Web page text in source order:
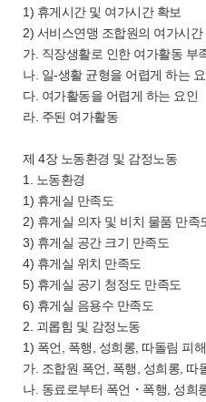
1) 휴게시간 및 여가시간 확보
2) 서비스연맹 조합원의 여가시간
가. 직장생활로 인한 여가활동 부
나. 일-생활 균형을 어렵게 하는
다. 여가활동을 어렵게 하는 요인
라. 주된 여가활동
제 4장 노동환경 및 감정노동
1. 노동환경
1) 휴게실 만족도
2) 휴게실 의자 및 비치 물품 만족
3) 휴게실 공간 크기 만족도
4) 휴게실 위치 만족도
5) 휴게실 공기 청정도 만족도
6) 휴게실 음용수 만족도
2. 괴롭힘 및 감정노동
1) 폭언, 폭행, 성희롱, 따돌림 피해
가. 조합원 폭언, 폭행, 성희롱, 따
나. 동료로부터 폭언・폭행, 성희